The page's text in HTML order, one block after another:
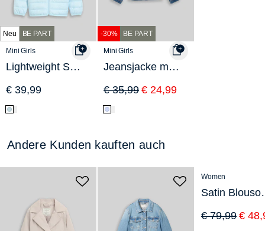
Neu BE PART
Mini Girls
Lightweight Steppjacke mit Kapuze
€ 39,99
-30% BE PART
Mini Girls
Jeansjacke mit Stretch
€ 35,99 € 24,99
Andere Kunden kauften auch
Women
Satin
€ 79,99 €